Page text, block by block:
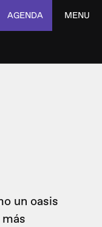
AGENDA MENU
un oasis